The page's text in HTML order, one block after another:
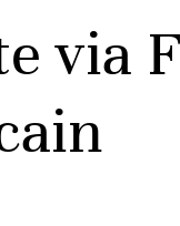
via